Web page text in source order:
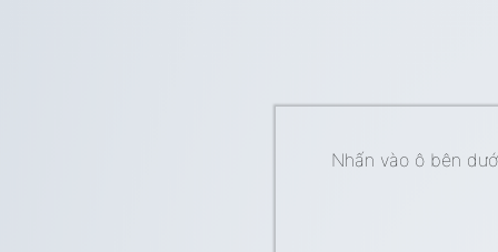
Nhấn vào ô bên